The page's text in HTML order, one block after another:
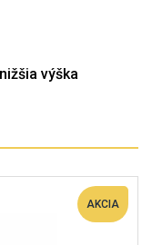
výška
AKCIA